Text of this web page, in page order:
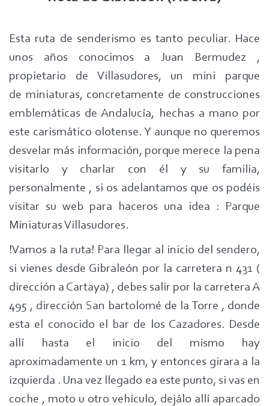
Esta ruta de senderismo es tanto peculiar. Hace
unos años conocimos a Juan Bermudez ,
propietario de Villasudores, un mini parque
de miniaturas, concretamente de construcciones
emblemáticas de Andalucía, hechas a mano por
este carismático olotense. Y aunque no queremos
desvelar más información, porque merece la pena
visitarlo y charlar con él y su familia,
personalmente , si os adelantamos que os podéis
visitar su web para haceros una idea : Parque
Miniaturas Villasudores.
!Vamos a la ruta! Para llegar al inicio del sendero,
si vienes desde Gibraleón por la carretera n 431 (
dirección a Cartaya) , debes salir por la carretera A
495 , dirección San bartolomé de la Torre , donde
esta el conocido el bar de los Cazadores. Desde
allí hasta el inicio del mismo hay
aproximadamente un 1 km, y entonces girara a la
izquierda . Una vez llegado ea este punto, si vas en
coche , moto u otro vehículo, dejálo allí aparcado